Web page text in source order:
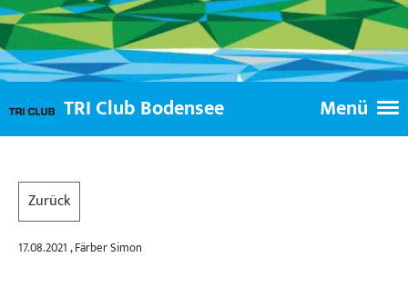
Menü
TRI Club Bodensee
Zurück
17.08.2021, Färber Simon